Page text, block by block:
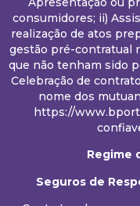
consumidores; ii)
realização de atos
gestão pré-contratual
que não tenham sido
Celebração de
nome dos
https://
Regime
Seguros de